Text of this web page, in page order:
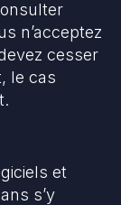
n’acceptez
cesser
le cas
et
s’y